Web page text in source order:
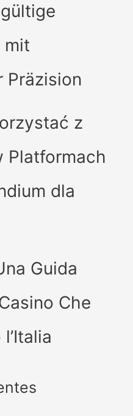
mit
Präzision
z
Platformach
dla
Guida
Che